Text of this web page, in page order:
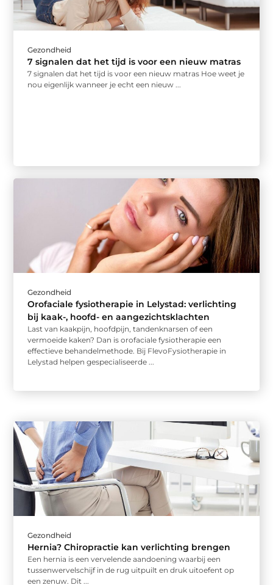
Gezondheid
7 signalen dat het tijd is voor een nieuw matras
7 signalen dat het tijd is voor een nieuw matras Hoe weet je
nou eigenlijk wanneer je echt een nieuw ...
Gezondheid
Orofaciale fysiotherapie in Lelystad: verlichting
bij kaak-, hoofd- en aangezichtsklachten
Last van kaakpijn, hoofdpijn, tandenknarsen of een
vermoeide kaken? Dan is orofaciale fysiotherapie een
effectieve behandelmethode. Bij FlevoFysiotherapie in
Lelystad helpen gespecialiseerde ...
Gezondheid
Hernia? Chiropractie kan verlichting brengen
Een hernia is een vervelende aandoening waarbij een
tussenwervelschijf in de rug uitpuilt en druk uitoefent op
een zenuw. Dit ...